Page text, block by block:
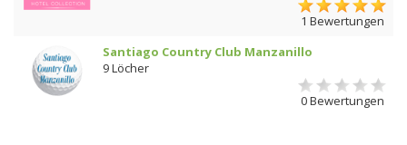
1 Bewertungen
Santiago Country Club Manzanillo
9 Löcher
0 Bewertungen